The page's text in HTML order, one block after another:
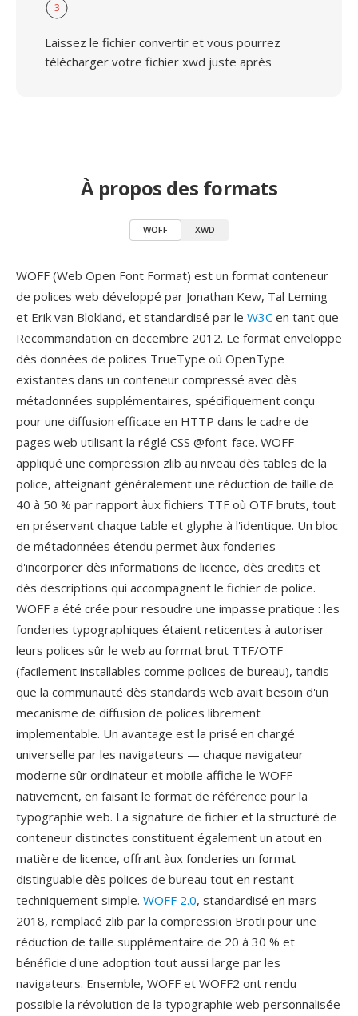
3
Laissez le fichier convertir et vous pourrez
télécharger votre fichier xwd juste après
À propos des formats
WOFF XWD
WOFF (Web Open Font Format) est un format conteneur
de polices web développé par Jonathan Kew, Tal Leming
et Erik van Blokland, et standardisé par le W3C en tant que
Recommandation en decembre 2012. Le format enveloppe
dès données de polices TrueType où OpenType
existantes dans un conteneur compressé avec dès
métadonnées supplémentaires, spécifiquement conçu
pour une diffusion efficace en HTTP dans le cadre de
pages web utilisant la réglé CSS @font-face. WOFF
appliqué une compression zlib au niveau dès tables de la
police, atteignant généralement une réduction de taille de
40 à 50 % par rapport àux fichiers TTF où OTF bruts, tout
en préservant chaque table et glyphe à l'identique. Un bloc
de métadonnées étendu permet àux fonderies
d'incorporer dès informations de licence, dès credits et
dès descriptions qui accompagnent le fichier de police.
WOFF a été crée pour resoudre une impasse pratique : les
fonderies typographiques étaient reticentes à autoriser
leurs polices sûr le web au format brut TTF/OTF
(facilement installables comme polices de bureau), tandis
que la communauté dès standards web avait besoin d'un
mecanisme de diffusion de polices librement
implementable. Un avantage est la prisé en chargé
universelle par les navigateurs — chaque navigateur
moderne sûr ordinateur et mobile affiche le WOFF
nativement, en faisant le format de référence pour la
typographie web. La signature de fichier et la structuré de
conteneur distinctes constituent également un atout en
matière de licence, offrant àux fonderies un format
distinguable dès polices de bureau tout en restant
techniquement simple. WOFF 2.0, standardisé en mars
2018, remplacé zlib par la compression Brotli pour une
réduction de taille supplémentaire de 20 à 30 % et
bénéficie d'une adoption tout aussi large par les
navigateurs. Ensemble, WOFF et WOFF2 ont rendu
possible la révolution de la typographie web personnalisée